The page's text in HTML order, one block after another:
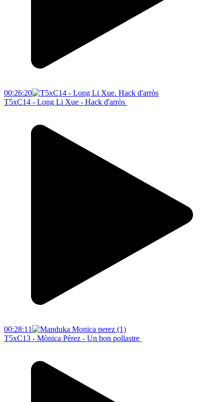
00:26:20
T5xC14 - Long Li Xue - Hack d'arròs
00:28:11
T5xC13 - Mònica Pérez - Un bon pollastre